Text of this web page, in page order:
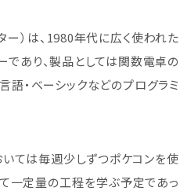
ー）は、1980年代に広く使われた
あり、製品としては関数電卓の
語・ベーシックなどのプログラミ
ては毎週少しずつポケコンを使
一定量の工程を学ぶ予定であっ